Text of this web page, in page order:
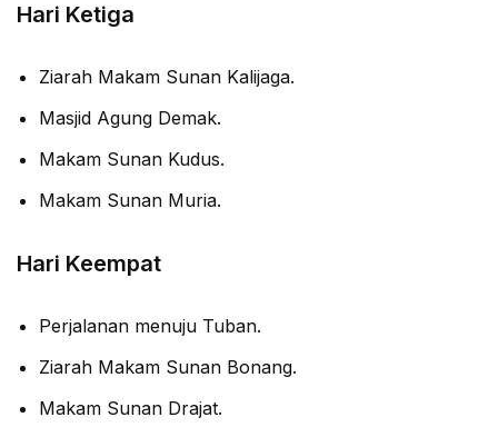
Hari Ketiga
Ziarah Makam Sunan Kalijaga.
Masjid Agung Demak.
Makam Sunan Kudus.
Makam Sunan Muria.
Hari Keempat
Perjalanan menuju Tuban.
Ziarah Makam Sunan Bonang.
Makam Sunan Drajat.